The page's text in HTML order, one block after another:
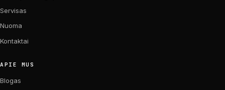
Servisas
Nuoma
Kontaktai
APIE MUS
Blogas